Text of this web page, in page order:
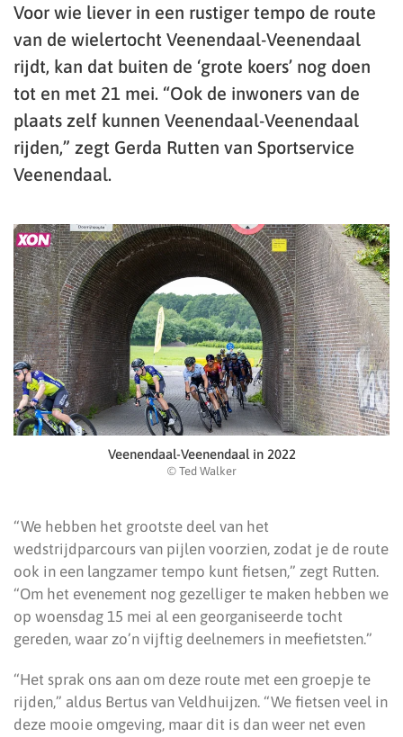
Voor wie liever in een rustiger tempo de route
van de wielertocht Veenendaal-Veenendaal
rijdt, kan dat buiten de ‘grote koers’ nog doen
tot en met 21 mei. “Ook de inwoners van de
plaats zelf kunnen Veenendaal-Veenendaal
rijden,” zegt Gerda Rutten van Sportservice
Veenendaal.
Veenendaal-Veenendaal in 2022
© Ted Walker
“We hebben het grootste deel van het
wedstrijdparcours van pijlen voorzien, zodat je de route
ook in een langzamer tempo kunt fietsen,” zegt Rutten.
“Om het evenement nog gezelliger te maken hebben we
op woensdag 15 mei al een georganiseerde tocht
gereden, waar zo’n vijftig deelnemers in meefietsten.”
“Het sprak ons aan om deze route met een groepje te
rijden,” aldus Bertus van Veldhuijzen. “We fietsen veel in
deze mooie omgeving, maar dit is dan weer net even